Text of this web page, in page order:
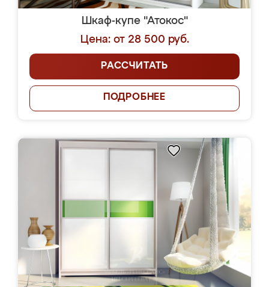
Шкаф-купе "Атокос"
Цена: от 28 500 руб.
РАССЧИТАТЬ
ПОДРОБНЕЕ